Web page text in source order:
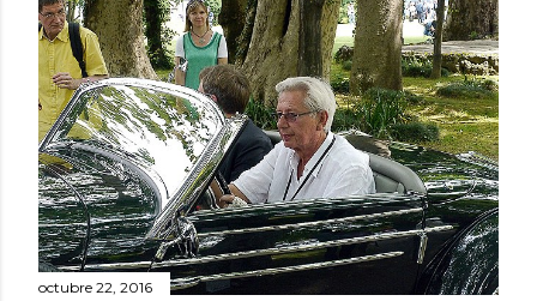
octubre 22, 2016